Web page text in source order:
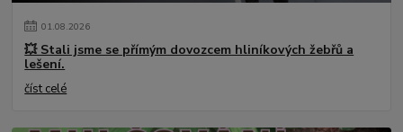
01.08.2026
💥 Stali jsme se přímým dovozcem hliníkových žebřů a
lešení.
číst celé